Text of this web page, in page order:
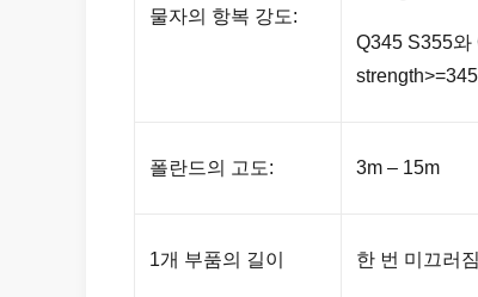
물자의 항복 강도:
Q345 S355와
폴란드의 고도: 3m – 15m
1개 부품의 길이 한 번 미끄러